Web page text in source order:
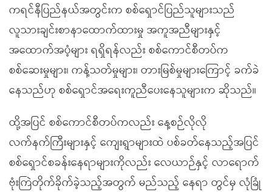
ကရင်နီပြည်နယ်အတွင်းက စစ်ရှောင်ပြည်သူများသည်
လူသားချင်းစာနာထောက်ထားမှု အကူအညီများနှင့်
အထောက်အပံ့များ ရရှိရန်လည်း စစ်ကောင်စီတပ်က
စစ်ဆေးမှုများ၊ ကန့်သတ်မှုများ၊ တားမြစ်မှုများကြောင့် ခက်ခဲ
နေသည်ဟု စစ်ရှောင်အရေးကူညီပေးနေသူများက ဆိုသည်။
ထို့အပြင် စစ်ကောင်စီတပ်ကလည်း နေ့စဉ်လိုလို
လက်နက်ကြီးများနှင့် ကျေးရွာများထဲ ပစ်ခတ်နေသည့်အပြင်
စစ်ရှောင်စခန်းနေရာများကိုလည်း လေယာဉ်နှင့် လာရောက်
ဗုံးကြဲတိုက်ခိုက်ခဲ့သည့်အတွက် မည်သည့် နေရာ တွင်မှ လုံခြုံ